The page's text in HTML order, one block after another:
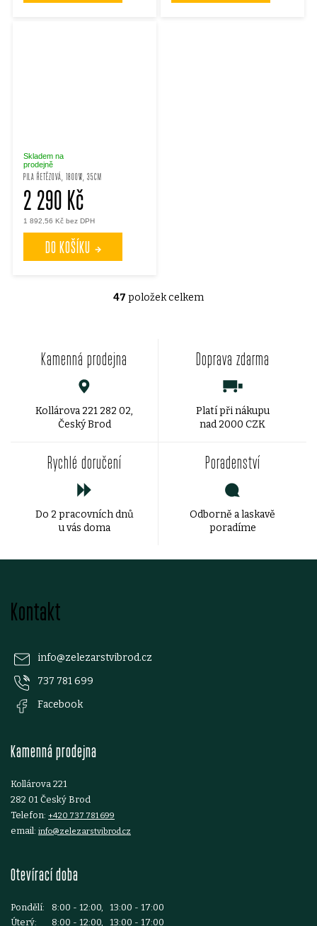
PILA ŘETĚZOVÁ, 1800W, 35CM
Skladem na
prodejně
1 892,56 Kč bez DPH
2 290 Kč
DO KOŠÍKU
O
r
47 položek celkem
Kamenná prodejna
Kollárova 221 282 02,
Český Brod
Doprava zdarma
Platí při nákupu
nad 2000 CZK
Rychlé doručení
Do 2 pracovních dnů
u vás doma
Poradenství
Odborně a laskavě
poradíme
Kontakt
info@zelezarstvibrod.cz
737 781 699
Facebook
Kamenná prodejna
Kollárova 221
282 01 Český Brod
Telefon: +420 737 781 699
email: info@zelezarstvibrod.cz
Otevírací doba
Pondělí:
8:00 - 12:00, 13:00 - 17:00
Úterý:
8:00 - 12:00, 13:00 - 17:00